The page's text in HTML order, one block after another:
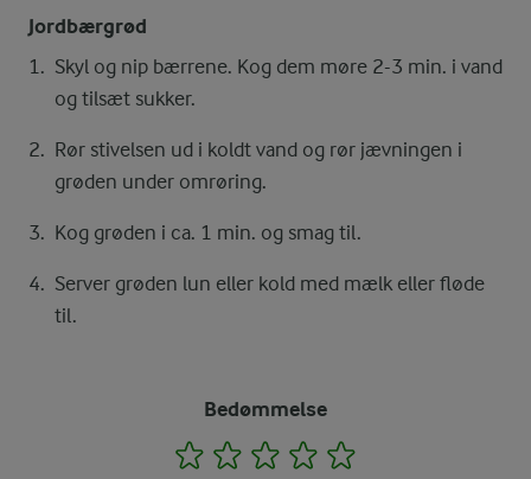
Jordbærgrød
Skyl og nip bærrene. Kog dem møre 2-3 min. i vand
og tilsæt sukker.
Rør stivelsen ud i koldt vand og rør jævningen i
grøden under omrøring.
Kog grøden i ca. 1 min. og smag til.
Server grøden lun eller kold med mælk eller fløde
til.
Bedømmelse
1 2 3 4